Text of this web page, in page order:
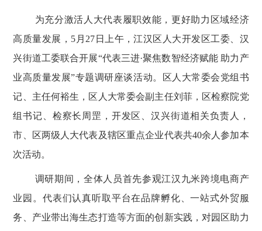
为充分激活人大代表履职效能，更好助力区域经济
高质量发展， 5 月 27 日上午，江汉区人大开发区工委、汉
兴街道工委联合开展“代表三进·聚焦数智经济赋能 助力产
业高质量发展”专题调研座谈活动。区人大常委会党组书
记、主任何裕生，区人大常委会副主任刘菲，区检察院党
组书记、检察长周罡，开发区、汉兴街道相关负责人，
市、区两级人大代表及辖区重点企业代表共40余人参加本
次活动。
调研期间，全体人员首先参观江汉九米跨境电商产
业园。代表们认真听取平台在品牌孵化、一站式外贸服
务、产业带出海生态打造等方面的创新实践，对园区助力